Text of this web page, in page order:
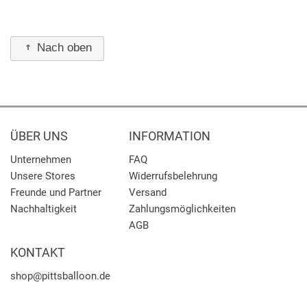
Nach oben
ÜBER UNS
Unternehmen
Unsere Stores
Freunde und Partner
Nachhaltigkeit
INFORMATION
FAQ
Widerrufsbelehrung
Versand
Zahlungsmöglichkeiten
AGB
KONTAKT
shop@pittsballoon.de